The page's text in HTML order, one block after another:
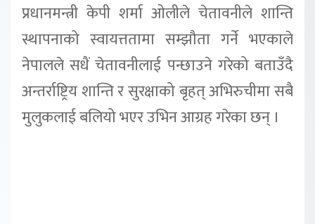
प्रधानमन्त्री केपी शर्मा ओलीले चेतावनीले शान्ति
स्थापनाको स्वायत्ततामा सम्झौता गर्ने भएकाले
नेपालले सधैं चेतावनीलाई पन्छाउने गरेको बताउँदै
अन्तर्राष्ट्रिय शान्ति र सुरक्षाको बृहत् अभिरुचीमा सबै
मुलुकलाई बलियो भएर उभिन आग्रह गरेका छन् ।